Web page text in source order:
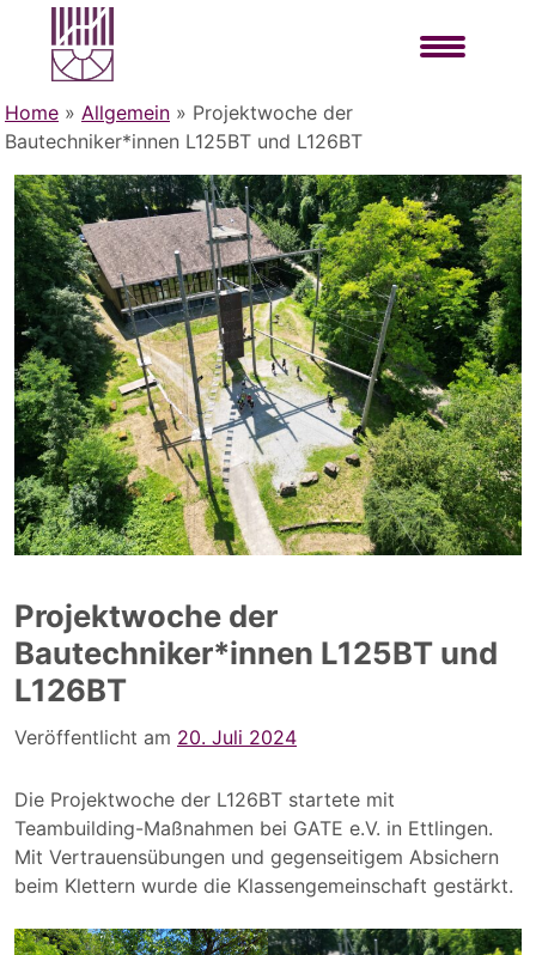
Home » Allgemein » Projektwoche der
Bautechniker*innen L125BT und L126BT
Projektwoche der
Bautechniker*innen L125BT und
L126BT
Veröffentlicht am 20. Juli 2024
Die Projektwoche der L126BT startete mit
Teambuilding-Maßnahmen bei GATE e.V. in Ettlingen.
Mit Vertrauensübungen und gegenseitigem Absichern
beim Klettern wurde die Klassengemeinschaft gestärkt.